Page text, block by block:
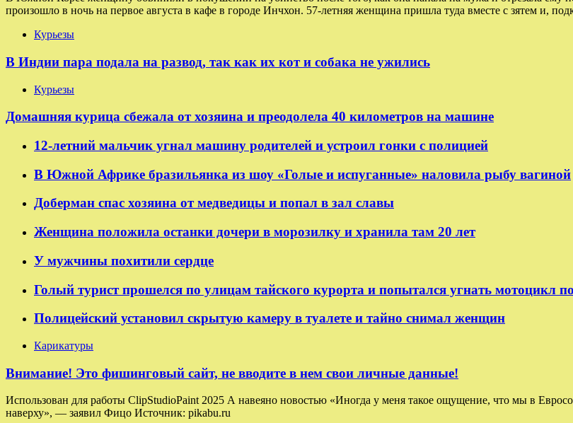
произошло в ночь на первое августа в кафе в городе Инчхон. 57-летняя женщина пришла туда вместе с зятем и,
Курьезы
В Индии пара подала на развод, так как их кот и собака не ужились
Курьезы
Домашняя курица сбежала от хозяина и преодолела 40 километров на машине
12-летний мальчик угнал машину родителей и устроил гонки с полицией
В Южной Африке бразильянка из шоу «Голые и испуганные» наловила рыбу вагиной
Доберман спас хозяина от медведицы и попал в зал славы
Женщина положила останки дочери в морозилку и хранила там 20 лет
У мужчины похитили сердце
Голый турист прошелся по улицам тайского курорта и попытался угнать мотоцикл
Полицейский установил скрытую камеру в туалете и тайно снимал женщин
Карикатуры
Внимание! Это фишинговый сайт, не вводите в нем свои личные данные!
Использован для работы ClipStudioPaint 2025 А навеяно новостью «Иногда у меня такое ощущение, что мы в
наверху», — заявил Фицо Источник: pikabu.ru